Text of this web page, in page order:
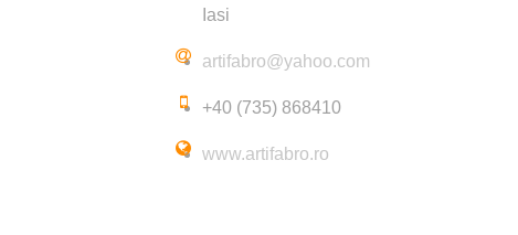
Iasi
artifabro@yahoo.com
+40 (735) 868410
www.artifabro.ro